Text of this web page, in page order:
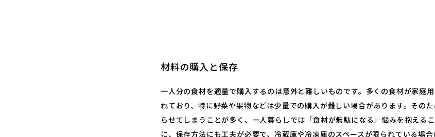
材料の購入と保存
一人分の食材を適量で購入するのは意外と難しいものです。多くの食材が家庭
れており、特に野菜や果物などは少量での購入が難しい場合があります。その
らせてしまうことが多く、一人暮らしでは「食材が無駄になる」悩みを抱える
に、保存方法にも工夫が必要で、冷蔵庫や冷凍庫のスペースが限られている場